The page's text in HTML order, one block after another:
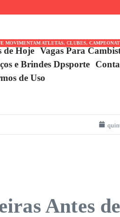
ATLETAS, CLUBES,
de Hoje Vagas Para
e Brindes Dpsporte
de Uso
Antes